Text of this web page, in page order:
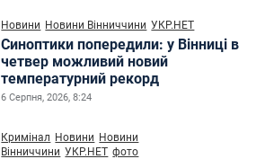
Новини Новини Вінниччини УКР.НЕТ
Синоптики попередили: у Вінниці в
четвер можливий новий
температурний рекорд
6 Серпня, 2026, 8:24
Кримінал Новини Новини
Вінниччини УКР.НЕТ фото